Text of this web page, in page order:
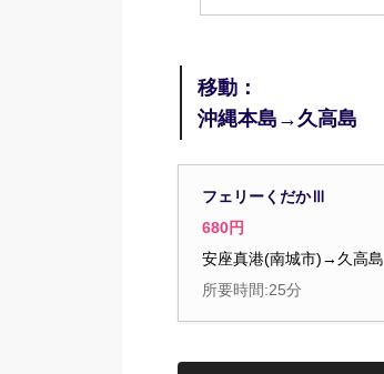
移動：
沖縄本島→久高島
フェリーくだかⅢ
680円
安座真港(南城市)→久高島
所要時間:25分